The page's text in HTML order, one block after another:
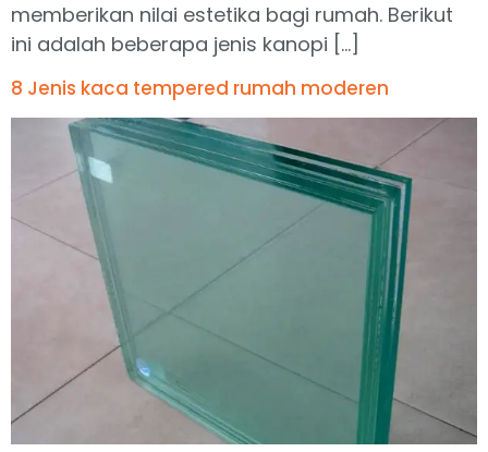
memberikan nilai estetika bagi rumah. Berikut
ini adalah beberapa jenis kanopi […]
8 Jenis kaca tempered rumah moderen